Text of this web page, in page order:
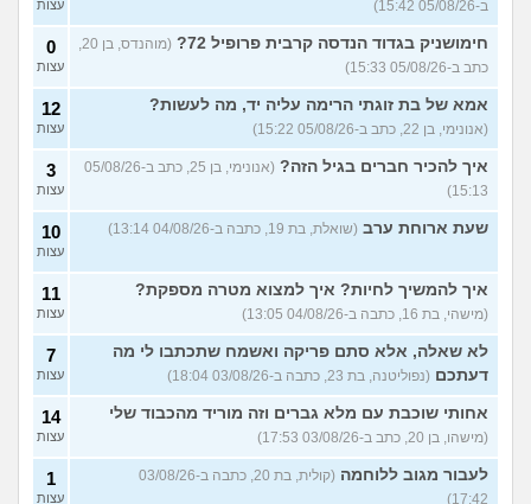
ב-05/08/26 15:42)
עצות
חימושניק בגדוד הנדסה קרבית פרופיל 72?
(מוהנדס, בן 20,
כתב ב-05/08/26 15:33)
0
עצות
אמא של בת זוגתי הרימה עליה יד, מה לעשות?
(אנונימי, בן 22, כתב ב-05/08/26 15:22)
12
עצות
איך להכיר חברים בגיל הזה?
(אנונימי, בן 25, כתב ב-05/08/26
15:13)
3
עצות
שעת ארוחת ערב (שואלת, בת 19, כתבה ב-04/08/26 13:14) 10
עצות
איך להמשיך לחיות? איך למצוא מטרה מספקת?
(מישהי, בת 16, כתבה ב-04/08/26 13:05)
11
עצות
לא שאלה, אלא סתם פריקה ואשמח שתכתבו לי מה
דעתכם (נפוליטנה, בת 23, כתבה ב-03/08/26 18:04)
7
עצות
אחותי שוכבת עם מלא גברים וזה מוריד מהכבוד שלי
(מישהו, בן 20, כתב ב-03/08/26 17:53)
14
עצות
לעבור מגוב ללוחמה
(קולית, בת 20, כתבה ב-03/08/26
17:42)
1
עצות